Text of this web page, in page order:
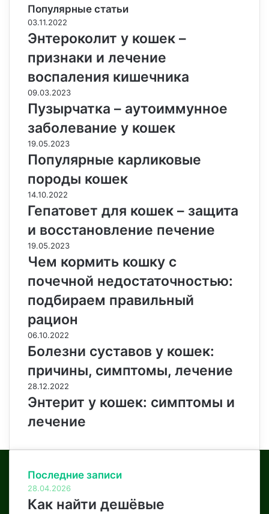
Популярные статьи
03.11.2022
Энтероколит у кошек –
признаки и лечение
воспаления кишечника
09.03.2023
Пузырчатка – аутоиммунное
заболевание у кошек
19.05.2023
Популярные карликовые
породы кошек
14.10.2022
Гепатовет для кошек – защита
и восстановление печение
19.05.2023
Чем кормить кошку с
почечной недостаточностью:
подбираем правильный
рацион
06.10.2022
Болезни суставов у кошек:
причины, симптомы, лечение
28.12.2022
Энтерит у кошек: симптомы и
лечение
Последние записи
28.04.2026
Как найти дешёвые